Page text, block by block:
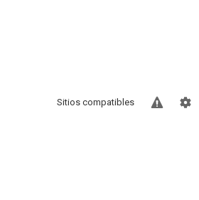
Sitios compatibles